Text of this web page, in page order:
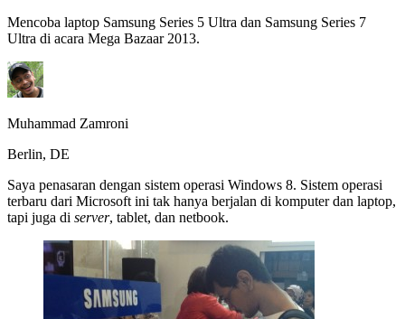
Mencoba laptop Samsung Series 5 Ultra dan Samsung Series 7
Ultra di acara Mega Bazaar 2013.
Muhammad Zamroni
Berlin, DE
Saya penasaran dengan sistem operasi Windows 8. Sistem operasi
terbaru dari Microsoft ini tak hanya berjalan di komputer dan laptop,
tapi juga di server, tablet, dan netbook.